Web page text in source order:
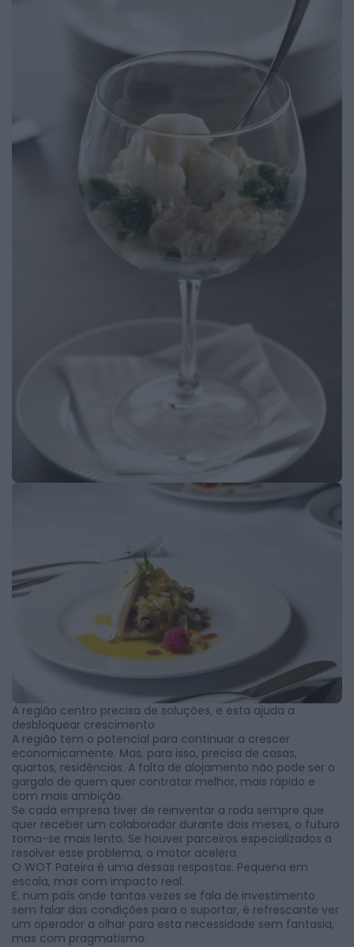
A região centro precisa de soluções, e esta ajuda a
desbloquear crescimento
A região tem o potencial para continuar a crescer
economicamente. Mas, para isso, precisa de casas,
quartos, residências. A falta de alojamento não pode ser o
gargalo de quem quer contratar melhor, mais rápido e
com mais ambição.
Se cada empresa tiver de reinventar a roda sempre que
quer receber um colaborador durante dois meses, o futuro
torna-se mais lento. Se houver parceiros especializados a
resolver esse problema, o motor acelera.
O WOT Pateira é uma dessas respostas. Pequena em
escala, mas com impacto real.
E, num país onde tantas vezes se fala de investimento
sem falar das condições para o suportar, é refrescante ver
um operador a olhar para esta necessidade sem fantasia,
mas com pragmatismo.